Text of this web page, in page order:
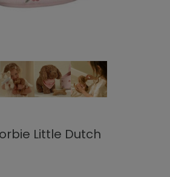
Little Dutch